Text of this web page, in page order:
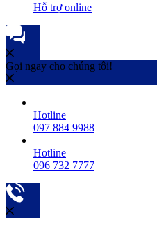
Hỗ trợ online
Gọi ngay cho chúng tôi!
Hotline
097 884 9988
Hotline
096 732 7777